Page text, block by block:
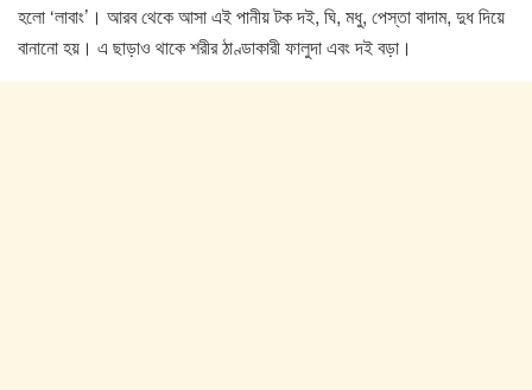
হলো ‘লাবাং’। আরব থেকে আসা এই পানীয় টক দই, ঘি, মধু, পেস্তা বাদাম, দুধ দিয়ে
বানানো হয়। এ ছাড়াও থাকে শরীর ঠাণ্ডাকারী ফালুদা এবং দই বড়া।